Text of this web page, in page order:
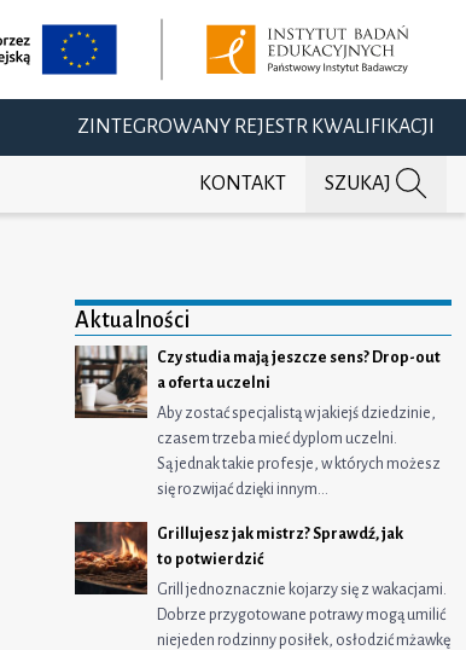
ZINTEGROWANY REJESTR KWALIFIKACJI
KONTAKT SZUKAJ
na LinkedIn
Aktualności
Czy studia mają jeszcze sens? Drop-out
a oferta uczelni
Aby zostać specjalistą w jakiejś dziedzinie,
czasem trzeba mieć dyplom uczelni.
Są jednak takie profesje, w których możesz
się rozwijać dzięki innym…
Grillujesz jak mistrz? Sprawdź, jak
to potwierdzić
Grill jednoznacznie kojarzy się z wakacjami.
Dobrze przygotowane potrawy mogą umilić
niejeden rodzinny posiłek, osłodzić mżawkę